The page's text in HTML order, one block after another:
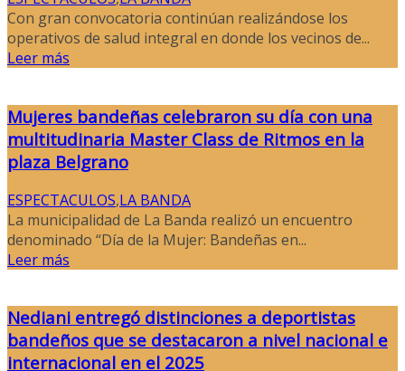
Con gran convocatoria continúan realizándose los
operativos de salud integral en donde los vecinos de...
Leer más
Mujeres bandeñas celebraron su día con una
multitudinaria Master Class de Ritmos en la
plaza Belgrano
ESPECTACULOS,LA BANDA
La municipalidad de La Banda realizó un encuentro
denominado “Día de la Mujer: Bandeñas en...
Leer más
Nediani entregó distinciones a deportistas
bandeños que se destacaron a nivel nacional e
internacional en el 2025